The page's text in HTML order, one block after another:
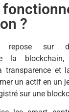
?
repose sur
la
transparence et
un actif en un
sur une